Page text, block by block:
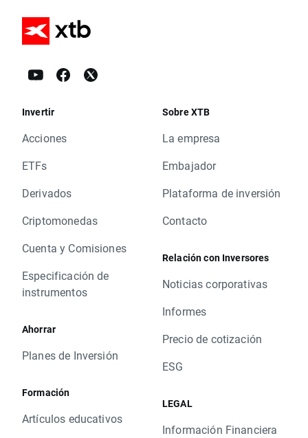
Invertir
Acciones
ETFs
Derivados
Criptomonedas
Cuenta y Comisiones
Especificación de
instrumentos
Ahorrar
Planes de Inversión
Formación
Artículos educativos
Sobre XTB
La empresa
Embajador
Plataforma de inversión
Contacto
Relación con Inversores
Noticias corporativas
Informes
Precio de cotización
ESG
LEGAL
Información Financiera